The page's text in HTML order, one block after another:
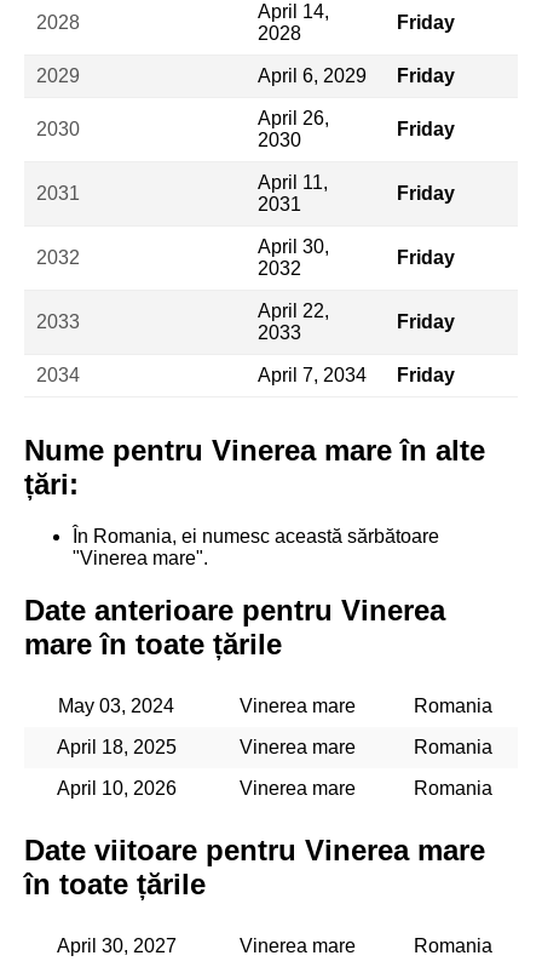
2028
April 14,
2028
Friday
2029 April 6, 2029 Friday
2030
April 26,
2030
Friday
2031
April 11,
2031
Friday
2032
April 30,
2032
Friday
2033
April 22,
2033
Friday
2034 April 7, 2034 Friday
Nume pentru Vinerea mare în alte
țări:
În Romania, ei numesc această sărbătoare
"Vinerea mare".
Date anterioare pentru Vinerea
mare în toate țările
May 03, 2024 Vinerea mare
Romania
April 18, 2025
Vinerea mare
Romania
April 10, 2026
Vinerea mare Romania
Date viitoare pentru Vinerea mare
în toate țările
April 30, 2027 Vinerea mare
Romania